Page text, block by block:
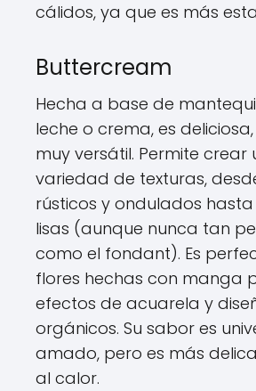
cálidos, ya que es más
Buttercream
Hecha a base de
leche o crema, es
muy versátil. Permite crear
variedad de texturas,
rústicos y ondulados hasta
lisas (aunque nunca tan
como el fondant). Es
flores hechas con manga
efectos de acuarela y
orgánicos. Su sabor es
amado, pero es más
al calor.